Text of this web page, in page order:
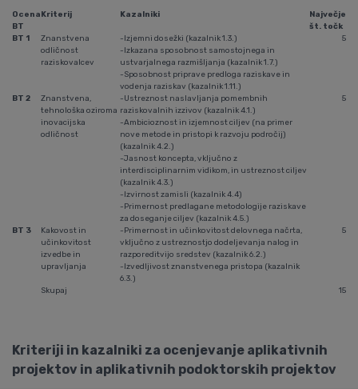
Ocena
BT
Kriterij Kazalniki
Največje
št. točk
BT 1
Znanstvena
odličnost
raziskovalcev
-Izjemni dosežki (kazalnik 1.3.)
-Izkazana sposobnost samostojnega in
ustvarjalnega razmišljanja (kazalnik 1.7.)
-Sposobnost priprave predloga raziskave in
vodenja raziskav (kazalnik 1.11.)
5
BT 2
Znanstvena,
tehnološka oziroma
inovacijska
odličnost
-Ustreznost naslavljanja pomembnih
raziskovalnih izzivov (kazalnik 4.1.)
-Ambicioznost in izjemnost ciljev (na primer
nove metode in pristopi k razvoju področij)
(kazalnik 4.2.)
-Jasnost koncepta, vključno z
interdisciplinarnim vidikom, in ustreznost ciljev
(kazalnik 4.3.)
-Izvirnost zamisli (kazalnik 4.4)
-Primernost predlagane metodologije raziskave
za doseganje ciljev (kazalnik 4.5.)
5
BT 3
Kakovost in
učinkovitost
izvedbe in
upravljanja
-Primernost in učinkovitost delovnega načrta,
vključno z ustreznostjo dodeljevanja nalog in
razporeditvijo sredstev (kazalnik 6.2.)
-Izvedljivost znanstvenega pristopa (kazalnik
6.3.)
5
Skupaj 15
Kriteriji in kazalniki za ocenjevanje aplikativnih
projektov in aplikativnih podoktorskih projektov